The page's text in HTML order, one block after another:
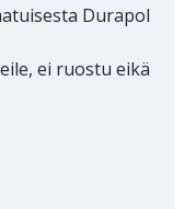
Durapol
ei ruostu eikä